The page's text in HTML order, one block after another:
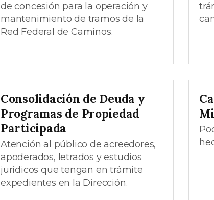
de concesión para la operación y
mantenimiento de tramos de la
Red Federal de Caminos.
Consolidación de Deuda y
Programas de Propiedad
Participada
Atención al público de acreedores,
apoderados, letrados y estudios
jurídicos que tengan en trámite
expedientes en la Dirección.